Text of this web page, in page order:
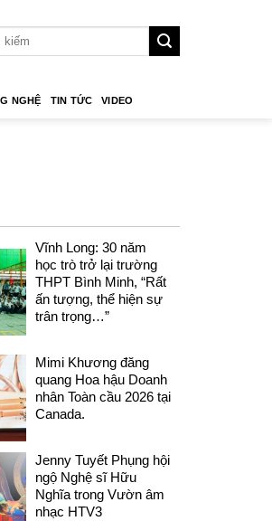
NGHỆ TIN TỨC VIDEO
Vĩnh Long: 30 năm
học trò trở lại trường
THPT Bình Minh, “Rất
ấn tượng, thể hiện sự
trân trọng…”
Mimi Khương đăng
quang Hoa hậu Doanh
nhân Toàn cầu 2026 tại
Canada.
Jenny Tuyết Phụng hội
ngộ Nghệ sĩ Hữu
Nghĩa trong Vườn âm
nhạc HTV3